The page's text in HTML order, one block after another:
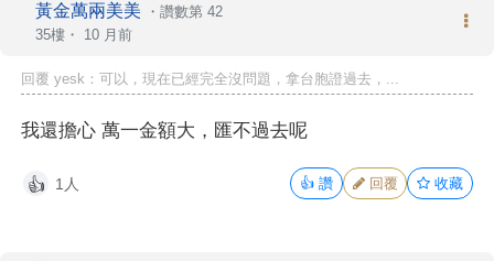
黃金萬兩美美 ・ 讚數第 42
35樓・ 10 月前
回覆 yesk：可以，現在已經完全沒問題，拿台胞證過去，...
我還擔心 萬一金額大，匯不過去呢
👍 1人 👍 讚 回覆 收藏